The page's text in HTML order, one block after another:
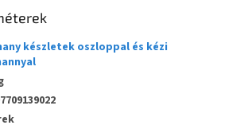
készletek oszloppal és kézi